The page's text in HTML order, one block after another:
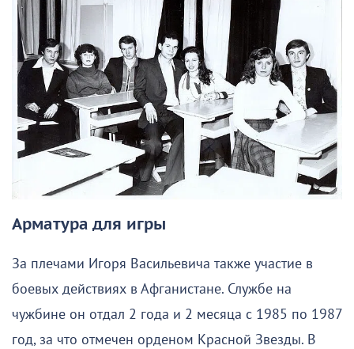
Арматура для игры
За плечами Игоря Васильевича также участие в
боевых действиях в Афганистане. Службе на
чужбине он отдал 2 года и 2 месяца с 1985 по 1987
год, за что отмечен орденом Красной Звезды. В